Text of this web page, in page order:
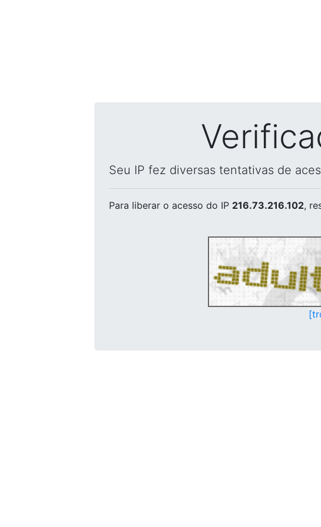
Seu IP fez diversas tentativas de
Para liberar o acesso do IP 216.73.216.102,